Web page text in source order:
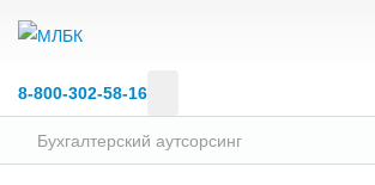
8‑800‑302‑58‑16
Бухгалтерский аутсорсинг